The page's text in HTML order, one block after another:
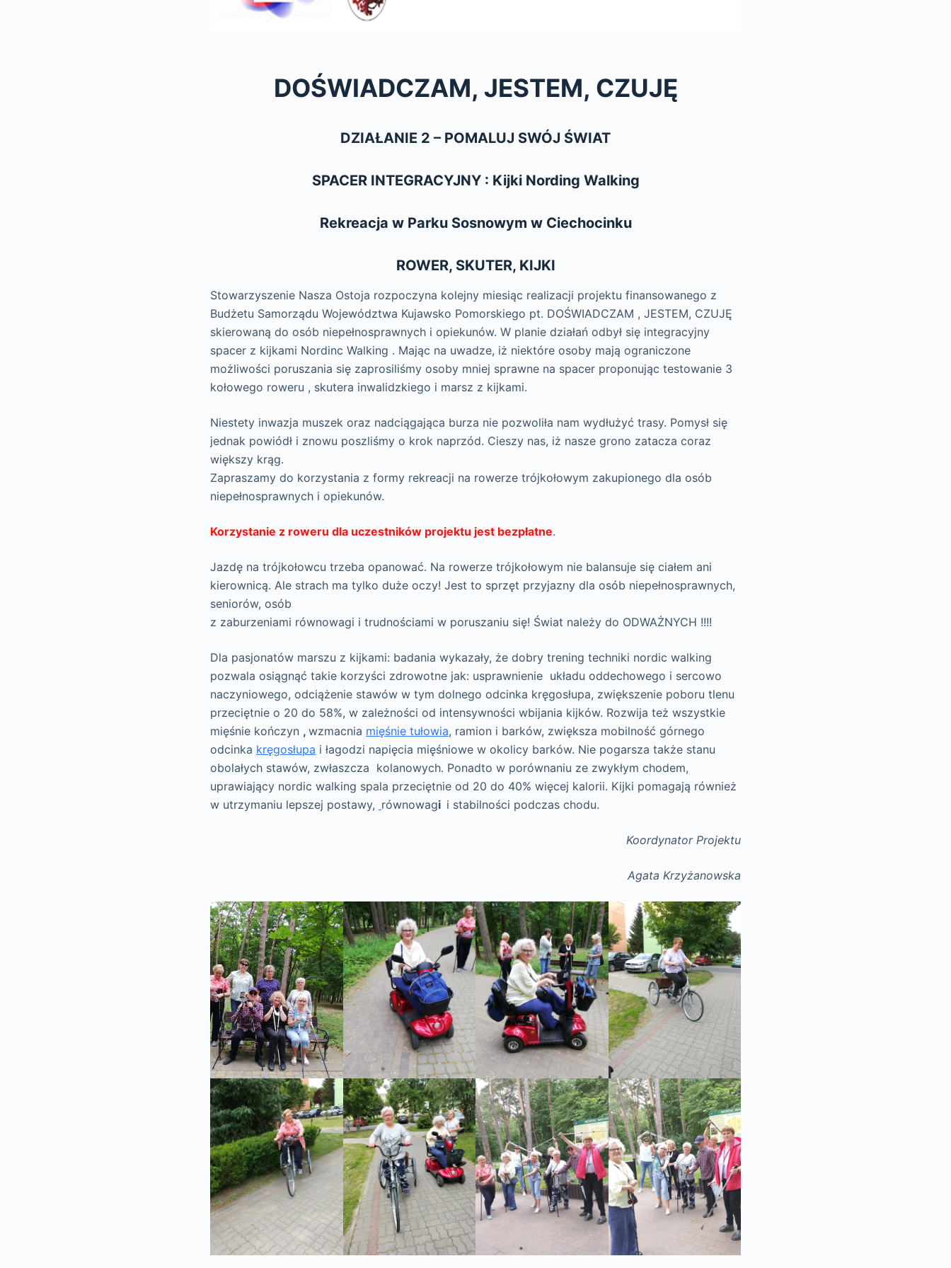
DOŚWIADCZAM, JESTEM, CZUJĘ
DZIAŁANIE 2 – POMALUJ SWÓJ ŚWIAT
SPACER INTEGRACYJNY : Kijki Nording Walking
Rekreacja w Parku Sosnowym w Ciechocinku
ROWER, SKUTER, KIJKI
Stowarzyszenie Nasza Ostoja rozpoczyna kolejny miesiąc realizacji projektu finansowanego z
Budżetu Samorządu Województwa Kujawsko Pomorskiego pt. DOŚWIADCZAM , JESTEM, CZUJĘ
skierowaną do osób niepełnosprawnych i opiekunów. W planie działań odbył się integracyjny
spacer z kijkami Nordinc Walking . Mając na uwadze, iż niektóre osoby mają ograniczone
możliwości poruszania się zaprosiliśmy osoby mniej sprawne na spacer proponując testowanie 3
kołowego roweru , skutera inwalidzkiego i marsz z kijkami.
Niestety inwazja muszek oraz nadciągająca burza nie pozwoliła nam wydłużyć trasy. Pomysł się
jednak powiódł i znowu poszliśmy o krok naprzód. Cieszy nas, iż nasze grono zatacza coraz
większy krąg.
Zapraszamy do korzystania z formy rekreacji na rowerze trójkołowym zakupionego dla osób
niepełnosprawnych i opiekunów.
Korzystanie z roweru dla uczestników projektu jest bezpłatne.
Jazdę na trójkołowcu trzeba opanować. Na rowerze trójkołowym nie balansuje się ciałem ani
kierownicą. Ale strach ma tylko duże oczy! Jest to sprzęt przyjazny dla osób niepełnosprawnych,
seniorów, osób
z zaburzeniami równowagi i trudnościami w poruszaniu się! Świat należy do ODWAŻNYCH !!!!
Dla pasjonatów marszu z kijkami: badania wykazały, że dobry trening techniki nordic walking
pozwala osiągnąć takie korzyści zdrowotne jak: usprawnienie układu oddechowego i sercowo
naczyniowego, odciążenie stawów w tym dolnego odcinka kręgosłupa, zwiększenie poboru tlenu
przeciętnie o 20 do 58%, w zależności od intensywności wbijania kijków. Rozwija też wszystkie
mięśnie kończyn , wzmacnia mięśnie tułowia, ramion i barków, zwiększa mobilność górnego
odcinka kręgosłupa i łagodzi napięcia mięśniowe w okolicy barków. Nie pogarsza także stanu
obolałych stawów, zwłaszcza kolanowych. Ponadto w porównaniu ze zwykłym chodem,
uprawiający nordic walking spala przeciętnie od 20 do 40% więcej kalorii. Kijki pomagają również
w utrzymaniu lepszej postawy, równowagi i stabilności podczas chodu.
Koordynator Projektu
Agata Krzyżanowska